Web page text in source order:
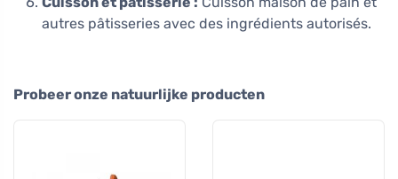
autres pâtisseries avec des ingrédients autorisés.
Probeer onze natuurlijke producten